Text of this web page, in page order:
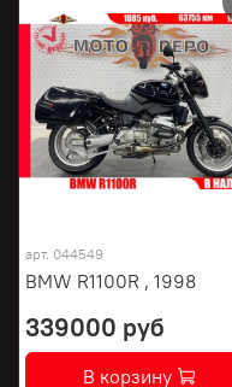
арт. 044549
BMW R1100R , 1998
339000 руб
В корзину